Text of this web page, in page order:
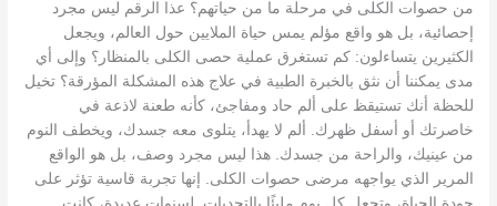
من حصوات الكلى في مرحلة ما من حياتهم؟ عذا الرقم ليس مجرد
إحصائية، بل هو واقع مؤلم يمس حياة الملايين حول العالم، ويجعل
الكثيرين يتساءلون: كم تستغرق عملية حصى الكلى بالمنظار؟ وإلى أي
مدى يمكننا أن نثق بالخبرة الطبية في علاج هذه المشكلة المؤرقة؟ تخيل
للحظة أنك تستيقظ على ألم حاد ومفاجئ، كأنه طعنة لاذعة في
خاصرتك أو أسفل ظهرك. ألم لا يهدأ، يتلوى معه جسدك، ويخطف النوم
من عينيك، والراحة من جسدك. هذا ليس مجرد وصف، بل هو الواقع
المرير الذي يواجهه مرضى حصوات الكلى. إنها تجربة قاسية تؤثر على